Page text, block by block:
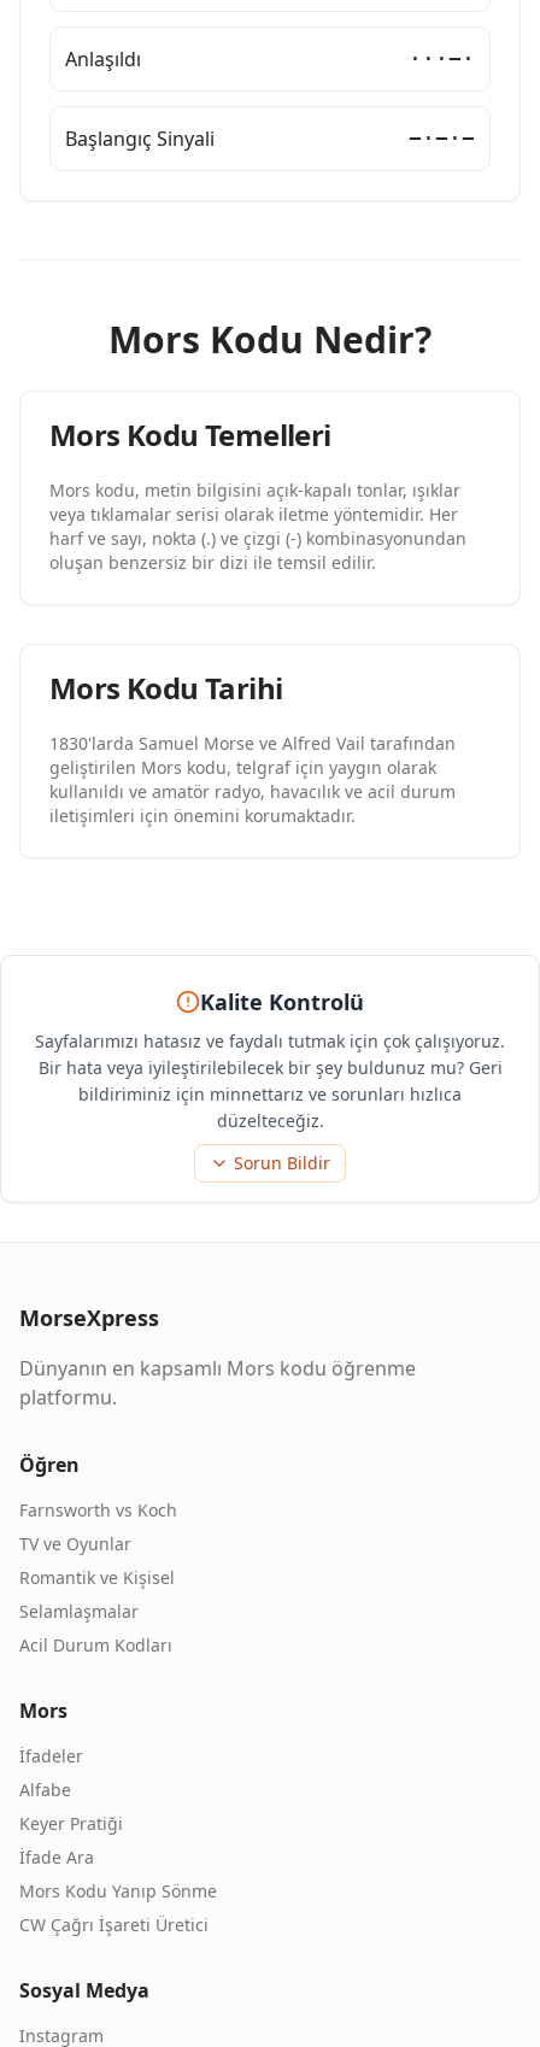
Anlaşıldı ···−·
Başlangıç Sinyali −·−·−
Mors Kodu Nedir?
Mors Kodu Temelleri
Mors kodu, metin bilgisini açık-kapalı tonlar, ışıklar
veya tıklamalar serisi olarak iletme yöntemidir. Her
harf ve sayı, nokta (.) ve çizgi (-) kombinasyonundan
oluşan benzersiz bir dizi ile temsil edilir.
Mors Kodu Tarihi
1830'larda Samuel Morse ve Alfred Vail tarafından
geliştirilen Mors kodu, telgraf için yaygın olarak
kullanıldı ve amatör radyo, havacılık ve acil durum
iletişimleri için önemini korumaktadır.
Kalite Kontrolü
Sayfalarımızı hatasız ve faydalı tutmak için çok çalışıyoruz.
Bir hata veya iyileştirilebilecek bir şey buldunuz mu? Geri
bildiriminiz için minnettarız ve sorunları hızlıca
düzelteceğiz.
Sorun Bildir
MorseXpress
Dünyanın en kapsamlı Mors kodu öğrenme
platformu.
Öğren
Farnsworth vs Koch
TV ve Oyunlar
Romantik ve Kişisel
Selamlaşmalar
Acil Durum Kodları
Mors
İfadeler
Alfabe
Keyer Pratiği
İfade Ara
Mors Kodu Yanıp Sönme
CW Çağrı İşareti Üretici
Sosyal Medya
Instagram